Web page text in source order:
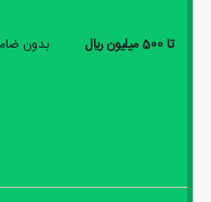
بدون ضامن